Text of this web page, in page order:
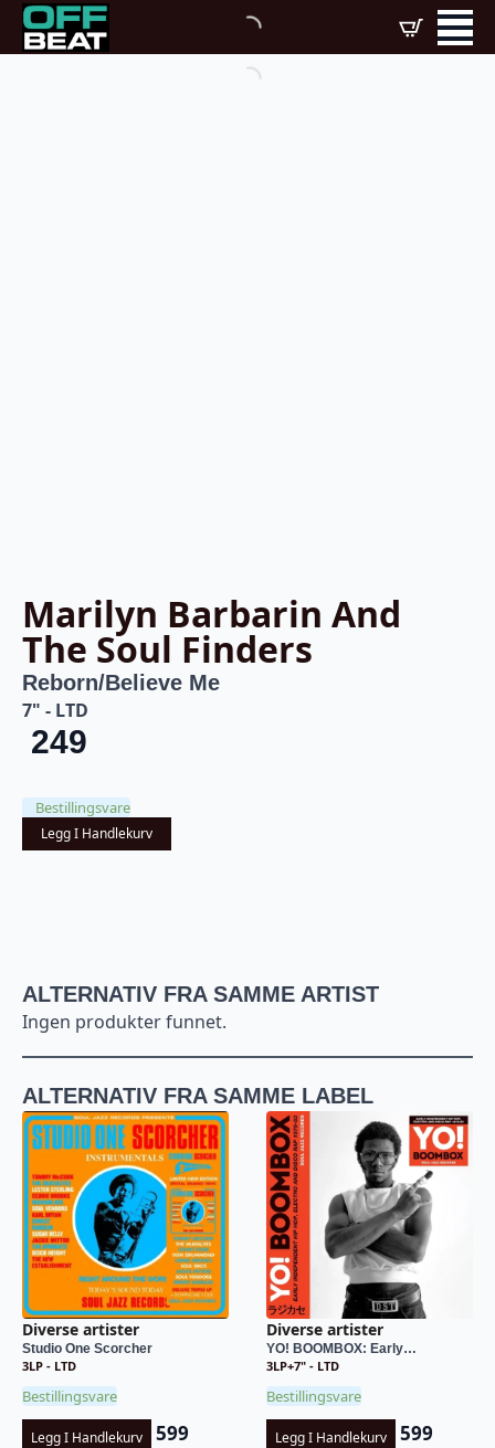
Marilyn Barbarin And
The Soul Finders
Reborn/Believe Me
7" - LTD
249
Bestillingsvare
Legg I Handlekurv
ALTERNATIV FRA SAMME ARTIST
Ingen produkter funnet.
ALTERNATIV FRA SAMME LABEL
Diverse artister
Studio One Scorcher
3LP - LTD
Bestillingsvare
Legg I Handlekurv 599
Diverse artister
YO! BOOMBOX: Early…
3LP+7" - LTD
Bestillingsvare
Legg I Handlekurv 599